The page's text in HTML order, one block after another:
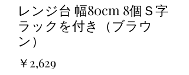
レンジ台 幅80cm 8個Ｓ字
ラックを付き（ブラウ
ン）
￥2,629価